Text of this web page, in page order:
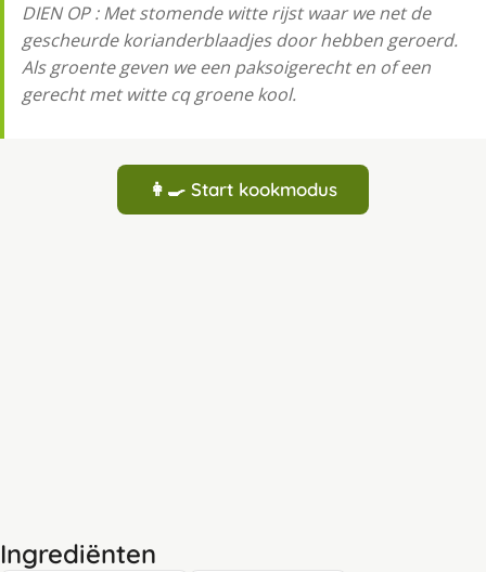
DIEN OP : Met stomende witte rijst waar we net de
gescheurde korianderblaadjes door hebben geroerd.
Als groente geven we een paksoigerecht en of een
gerecht met witte cq groene kool.
👩‍🍳 Start kookmodus
Ingrediënten